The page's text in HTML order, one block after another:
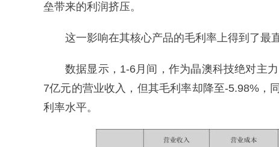
垒带来的利润挤压。
这一影响在其核心产品的毛利率上得到了最
数据显示，1-6月间，作为晶澳科技绝对主
7亿元的营业收入，但其毛利率却降至-5.98%，
利率水平。